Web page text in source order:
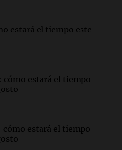
estará el tiempo este
cómo estará el tiempo
cómo estará el tiempo